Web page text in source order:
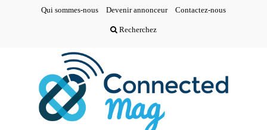
Qui sommes-nous Devenir annonceur Contactez-nous
Recherchez